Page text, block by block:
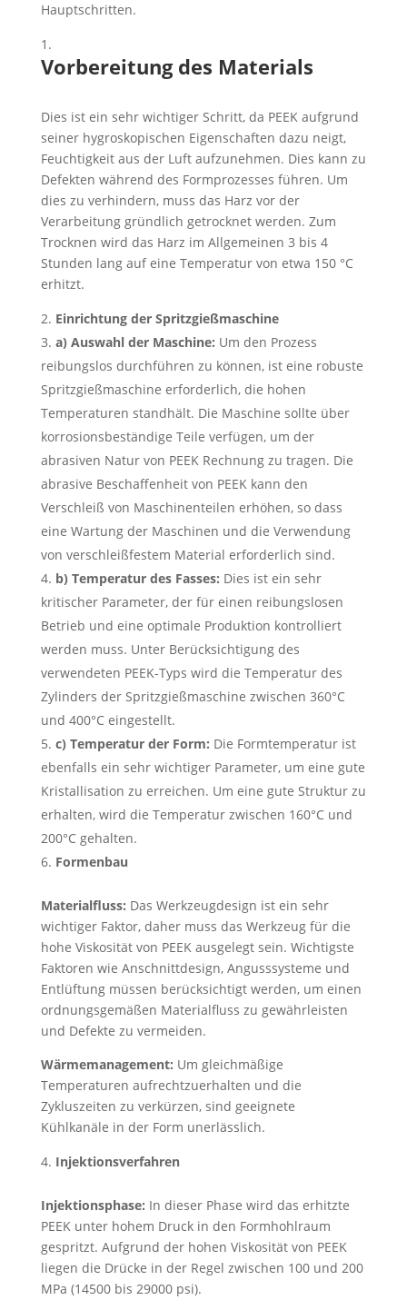
Hauptschritten.
Vorbereitung des Materials
Dies ist ein sehr wichtiger Schritt, da PEEK aufgrund
seiner hygroskopischen Eigenschaften dazu neigt,
Feuchtigkeit aus der Luft aufzunehmen. Dies kann zu
Defekten während des Formprozesses führen. Um
dies zu verhindern, muss das Harz vor der
Verarbeitung gründlich getrocknet werden. Zum
Trocknen wird das Harz im Allgemeinen 3 bis 4
Stunden lang auf eine Temperatur von etwa 150 °C
erhitzt.
Einrichtung der Spritzgießmaschine
a) Auswahl der Maschine: Um den Prozess
reibungslos durchführen zu können, ist eine robuste
Spritzgießmaschine erforderlich, die hohen
Temperaturen standhält. Die Maschine sollte über
korrosionsbeständige Teile verfügen, um der
abrasiven Natur von PEEK Rechnung zu tragen. Die
abrasive Beschaffenheit von PEEK kann den
Verschleiß von Maschinenteilen erhöhen, so dass
eine Wartung der Maschinen und die Verwendung
von verschleißfestem Material erforderlich sind.
b) Temperatur des Fasses: Dies ist ein sehr
kritischer Parameter, der für einen reibungslosen
Betrieb und eine optimale Produktion kontrolliert
werden muss. Unter Berücksichtigung des
verwendeten PEEK-Typs wird die Temperatur des
Zylinders der Spritzgießmaschine zwischen 360°C
und 400°C eingestellt.
c) Temperatur der Form: Die Formtemperatur ist
ebenfalls ein sehr wichtiger Parameter, um eine gute
Kristallisation zu erreichen. Um eine gute Struktur zu
erhalten, wird die Temperatur zwischen 160°C und
200°C gehalten.
Formenbau
Materialfluss: Das Werkzeugdesign ist ein sehr
wichtiger Faktor, daher muss das Werkzeug für die
hohe Viskosität von PEEK ausgelegt sein. Wichtigste
Faktoren wie Anschnittdesign, Angusssysteme und
Entlüftung müssen berücksichtigt werden, um einen
ordnungsgemäßen Materialfluss zu gewährleisten
und Defekte zu vermeiden.
Wärmemanagement: Um gleichmäßige
Temperaturen aufrechtzuerhalten und die
Zykluszeiten zu verkürzen, sind geeignete
Kühlkanäle in der Form unerlässlich.
Injektionsverfahren
Injektionsphase: In dieser Phase wird das erhitzte
PEEK unter hohem Druck in den Formhohlraum
gespritzt. Aufgrund der hohen Viskosität von PEEK
liegen die Drücke in der Regel zwischen 100 und 200
MPa (14500 bis 29000 psi).